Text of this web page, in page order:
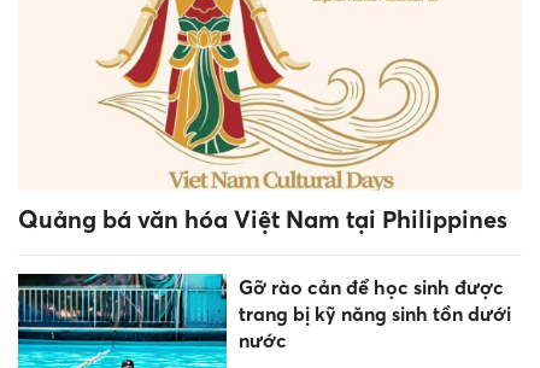
Tăng cường giáo dục bảo tồn
bản sắc văn hóa dân tộc Jrai,
Bahnar ở tiểu học
Phú Thọ giữ vững vị thế tốp
đầu về chất lượng giáo dục
THPT